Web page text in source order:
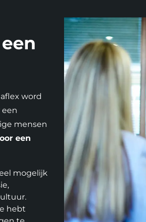
word
een
mensen
een
mogelijk
hebt